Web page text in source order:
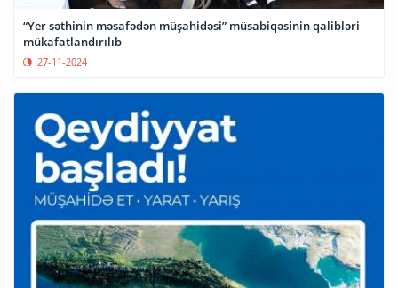
“Yer səthinin məsafədən müşahidəsi” müsabiqəsinin qalibləri
mükafatlandırılıb
27-11-2024